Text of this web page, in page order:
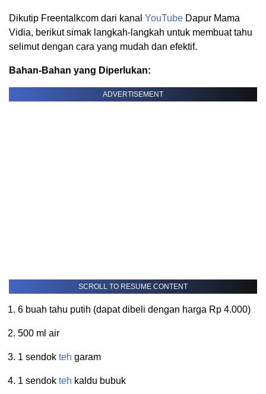
Dikutip Freentalkcom dari kanal YouTube Dapur Mama
Vidia, berikut simak langkah-langkah untuk membuat tahu
selimut dengan cara yang mudah dan efektif.
Bahan-Bahan yang Diperlukan:
ADVERTISEMENT
SCROLL TO RESUME CONTENT
6 buah tahu putih (dapat dibeli dengan harga Rp 4.000)
500 ml air
1 sendok teh garam
1 sendok teh kaldu bubuk